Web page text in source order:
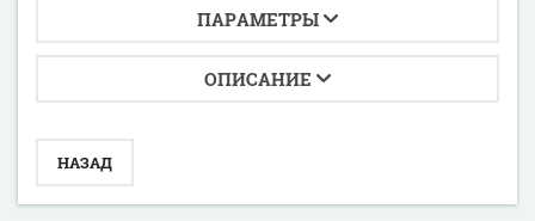
ПАРАМЕТРЫ
ОПИСАНИЕ
НАЗАД